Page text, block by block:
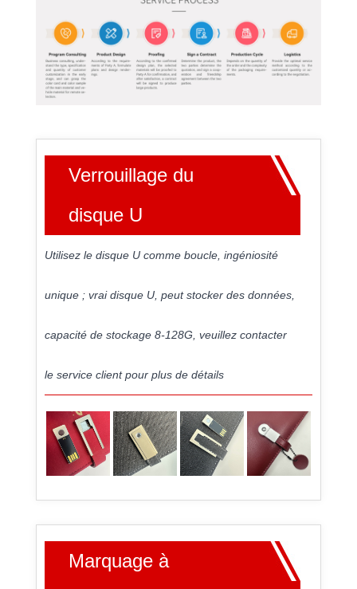
Verrouillage du
disque U
Utilisez le disque U comme boucle, ingéniosité
unique ; vrai disque U, peut stocker des données,
capacité de stockage 8-128G, veuillez contacter
le service client pour plus de détails
Marquage à